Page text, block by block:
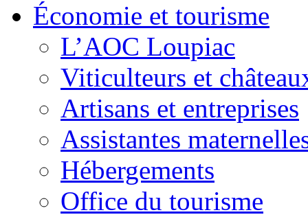
Économie et tourisme
L’AOC Loupiac
Viticulteurs et
Artisans et entreprises
Assistantes
Hébergements
Office du tourisme